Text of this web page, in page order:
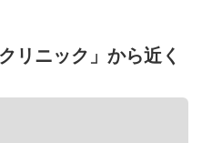
リニック」から近く